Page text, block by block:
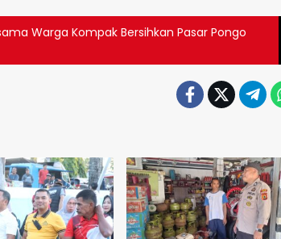
Warga Kompak Bersihkan Pasar Pongo